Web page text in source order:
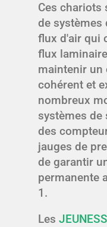
Ces chariots
de systèmes
flux d'air qui
flux
maintenir un
cohérent et
nombreux
systèmes de
des
jauges de
de garantir
permanente
1.
Les